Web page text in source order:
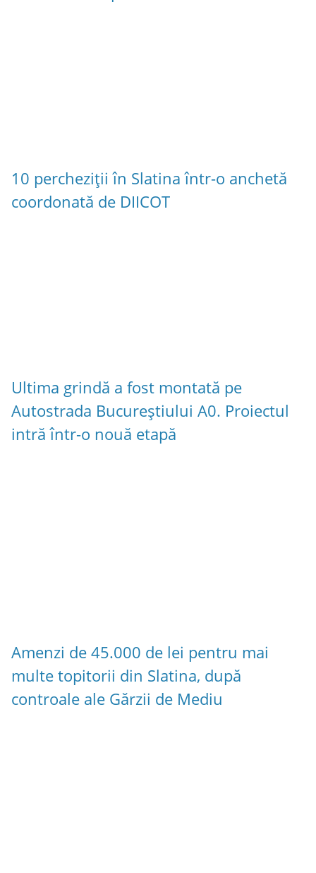
10 percheziții în Slatina într-o anchetă
coordonată de DIICOT
Ultima grindă a fost montată pe
Autostrada Bucureștiului A0. Proiectul
intră într-o nouă etapă
Amenzi de 45.000 de lei pentru mai
multe topitorii din Slatina, după
controale ale Gărzii de Mediu